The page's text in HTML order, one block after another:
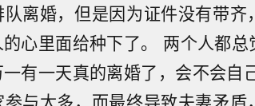
离婚，但是因为证件没有带
心里面给种下了。 两个人都
有一天真的离婚了，会不会自